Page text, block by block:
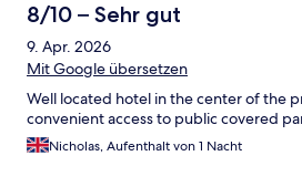
8/10 – Sehr gut
9. Apr. 2026
Mit Google übersetzen
Well located hotel in the center of the
convenient access to public covered
Nicholas, Aufenthalt von 1 Nacht